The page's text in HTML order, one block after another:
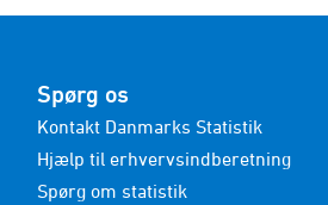
Spørg os
Kontakt Danmarks Statistik
Hjælp til erhvervsindberetning
Spørg om statistik